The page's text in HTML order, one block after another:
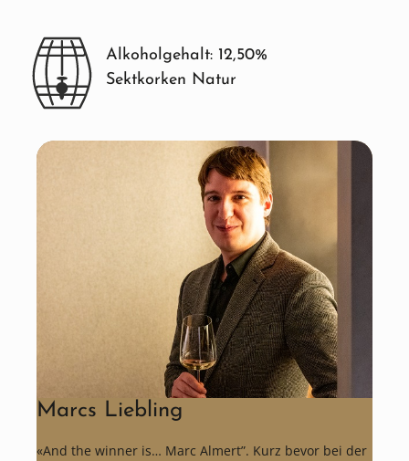
Alkoholgehalt: 12,50%
Sektkorken Natur
Marcs Liebling
«And the winner is… Marc Almert”. Kurz bevor bei der